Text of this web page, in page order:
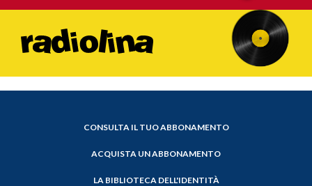
CONSULTA IL TUO ABBONAMENTO
ACQUISTA UN ABBONAMENTO
LA BIBLIOTECA DELL'IDENTITÀ